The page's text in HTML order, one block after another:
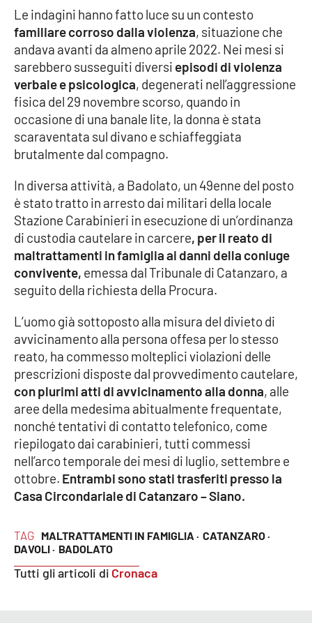
Economia e Lavoro
Politica
Sanità
Società
RUBRICHE
Good Morning Vietnam
Parchi Marini Calabria
Leggendo Alvaro insieme
Imprese Di Calabria
Le perfidie di Antonella Grippo
Venti di comunicazione
STREAMING
LaC Network
TAG MALTRATTAMENTI IN FAMIGLIA · CATANZARO ·
DAVOLI · BADOLATO
Tutti gli articoli di Cronaca
Le indagini hanno fatto luce su un contesto
familiare corroso dalla violenza, situazione che
andava avanti da almeno aprile 2022. Nei mesi si
sarebbero susseguiti diversi episodi di violenza
verbale e psicologica, degenerati nell’aggressione
fisica del 29 novembre scorso, quando in
occasione di una banale lite, la donna è stata
scaraventata sul divano e schiaffeggiata
brutalmente dal compagno.
In diversa attività, a Badolato, un 49enne del posto
è stato tratto in arresto dai militari della locale
Stazione Carabinieri in esecuzione di un’ordinanza
di custodia cautelare in carcere, per il reato di
maltrattamenti in famiglia ai danni della coniuge
convivente, emessa dal Tribunale di Catanzaro, a
seguito della richiesta della Procura.
L’uomo già sottoposto alla misura del divieto di
avvicinamento alla persona offesa per lo stesso
reato, ha commesso molteplici violazioni delle
prescrizioni disposte dal provvedimento cautelare,
con plurimi atti di avvicinamento alla donna, alle
aree della medesima abitualmente frequentate,
nonché tentativi di contatto telefonico, come
riepilogato dai carabinieri, tutti commessi
nell’arco temporale dei mesi di luglio, settembre e
ottobre. Entrambi sono stati trasferiti presso la
Casa Circondariale di Catanzaro – Siano.